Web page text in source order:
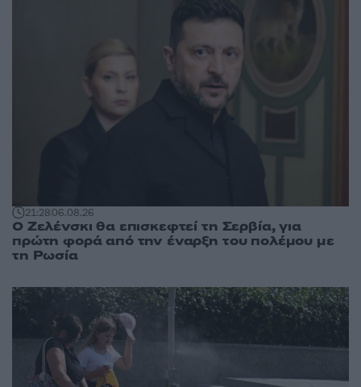
21:2806.08.26
Ο Ζελένσκι θα επισκεφτεί τη Σερβία, για
πρώτη φορά από την έναρξη του πολέμου με
τη Ρωσία